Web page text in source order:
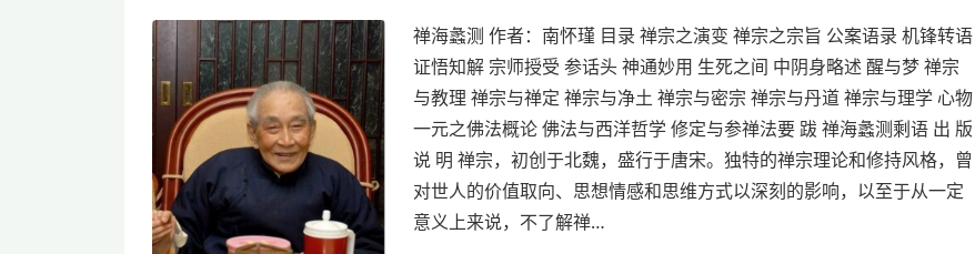
禅海蠡测 作者：南怀瑾 目录 禅宗之演变 禅宗之宗旨 公案语录 机锋转语
证悟知解 宗师授受 参话头 神通妙用 生死之间 中阴身略述 醒与梦 禅宗
与教理 禅宗与禅定 禅宗与净土 禅宗与密宗 禅宗与丹道 禅宗与理学 心物
一元之佛法概论 佛法与西洋哲学 修定与参禅法要 跋 禅海蠡测剩语 出 版
说 明 禅宗，初创于北魏，盛行于唐宋。独特的禅宗理论和修持风格，曾
对世人的价值取向、思想情感和思维方式以深刻的影响，以至于从一定
意义上来说，不了解禅…